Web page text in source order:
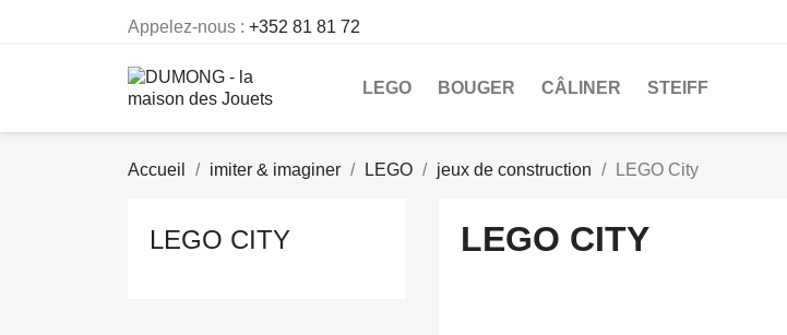
Appelez-nous : +352 81 81 72
LEGO BOUGER CÂLINER STEIFF
Accueil imiter & imaginer LEGO jeux de construction LEGO City
LEGO CITY LEGO CITY